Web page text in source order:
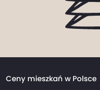
Ceny mieszkań w Polsce